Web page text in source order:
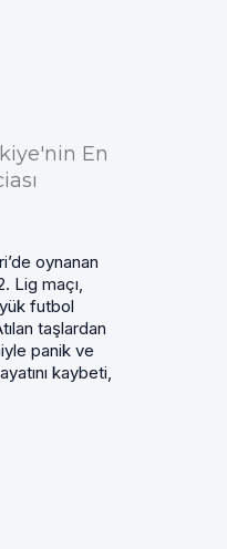
En
oynanan
Lig maçı,
futbol
taşlardan
panik ve
kaybeti,